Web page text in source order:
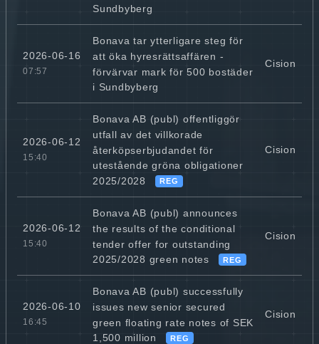
Sundbyberg
2026-06-16
07:57
Bonava tar ytterligare steg för
att öka hyresrättsaffären -
förvärvar mark för 500 bostäder
i Sundbyberg
Cision
2026-06-12
15:40
Bonava AB (publ) offentliggör
utfall av det villkorade
återköpserbjudandet för
utestående gröna obligationer
2025/2028
REG
Cision
2026-06-12
15:40
Bonava AB (publ) announces
the results of the conditional
tender offer for outstanding
2025/2028 green notes
REG
Cision
2026-06-10
16:45
Bonava AB (publ) successfully
issues new senior secured
green floating rate notes of SEK
1,500 million
REG
Cision